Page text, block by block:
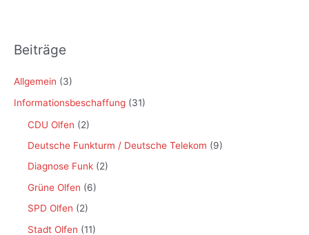
Beiträge
Allgemein (3)
Informationsbeschaffung (31)
CDU Olfen (2)
Deutsche Funkturm / Deutsche Telekom (9)
Diagnose Funk (2)
Grüne Olfen (6)
SPD Olfen (2)
Stadt Olfen (11)